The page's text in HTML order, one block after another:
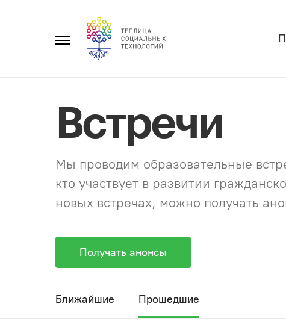
Главное
Встречи
Мы проводим образовательные
кто участвует в развитии
новых встречах, можно получать
Получать анонсы
Ближайшие Прошедшие